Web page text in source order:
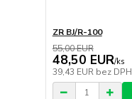
ZR BJ/R-100
55,00 EUR
48,50 EUR/ks
39,43 EUR bez DPH